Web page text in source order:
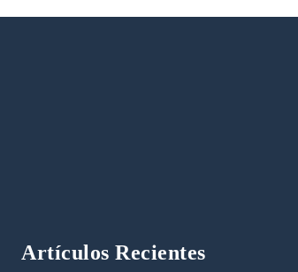
Artículos Recientes